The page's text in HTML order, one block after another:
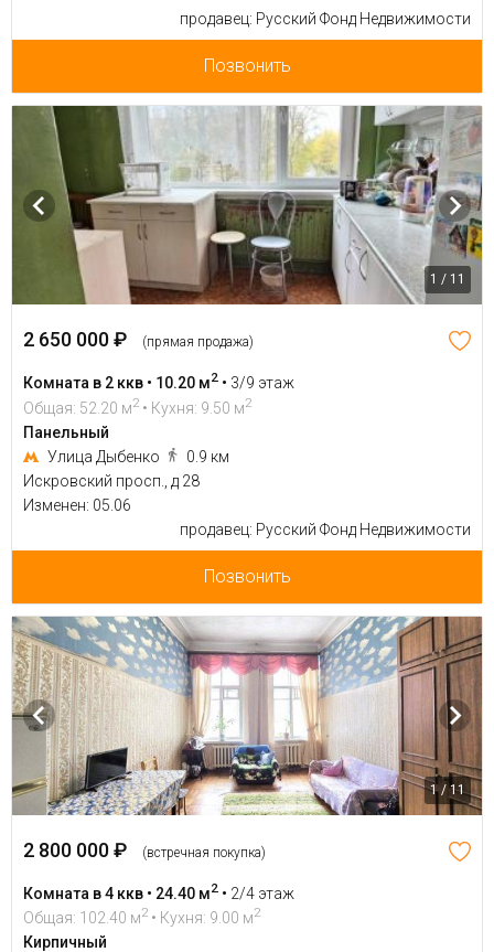
продавец: Русский Фонд Недвижимости
Позвонить
1 / 11
2 650 000 ₽ (прямая продажа)
Комната в 2 ккв • 10.20 м2 • 3/9 этаж
Общая: 52.20 м2 • Кухня: 9.50 м2
Панельный
Улица Дыбенко
0.9 км
Искровский просп., д 28
Изменен: 05.06
продавец: Русский Фонд Недвижимости
Позвонить
1 / 11
2 800 000 ₽ (встречная покупка)
Комната в 4 ккв • 24.40 м2 • 2/4 этаж
Общая: 102.40 м2 • Кухня: 9.00 м2
Кирпичный